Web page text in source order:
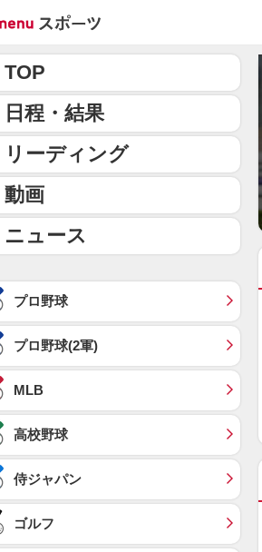
TOP
日程・結果
リーディング
動画
ニュース
プロ野球
プロ野球(2軍)
MLB
高校野球
侍ジャパン
ゴルフ